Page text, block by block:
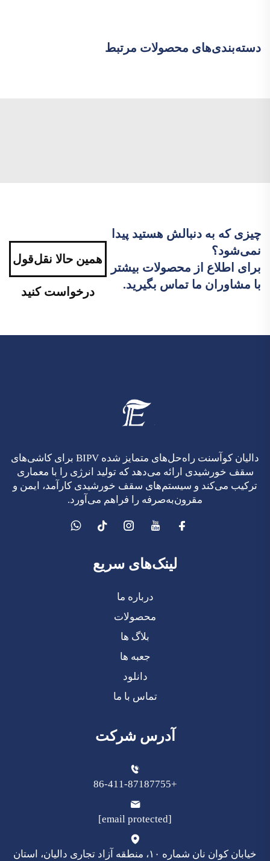
دسته‌بندی‌های محصولات مرتبط
چیزی که به دنبالش هستید پیدا
نمی‌شود؟
برای اطلاع از محصولات بیشتر
با مشاوران ما تماس بگیرید.
همین حالا نقل‌قول
درخواست کنید
دالیان کوآسنت راه‌حل‌های متمایز شده BIPV برای کاشی‌های
سقف خورشیدی ارائه می‌دهد که تولید انرژی را با معماری
ترکیب می‌کند و سیستم‌های سقف خورشیدی کارآمد، ایمن و
مقرون‌به‌صرفه را فراهم می‌آورد.
لینک‌های سریع
درباره ما
محصولات
بلاگ ها
جعبه ها
دانلود
تماس با ما
آدرس شرکت
+86-411-87187755
[email protected]
خیابان کوان نان شماره ۱۰، منطقه آزاد تجاری دالیان، استان